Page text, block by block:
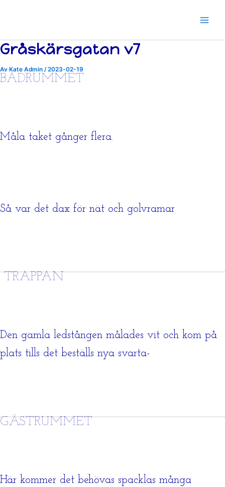
Gråskärsgatan v7
Av Kate Admin /2023-02-19
BADRUMMET
Måla taket gånger flera.
Så var det dax för nät och golvramar
TRAPPAN
Den gamla ledstången målades vit och kom på
plats tills det beställs nya svarta-
GÄSTRUMMET
Här kommer det behövas spacklas många